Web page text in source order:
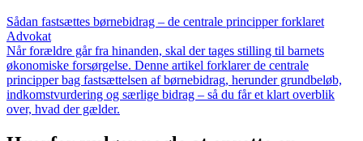
Sådan fastsættes børnebidrag – de centrale principper forklaret
Advokat
Når forældre går fra hinanden, skal der tages stilling til barnets
økonomiske forsørgelse. Denne artikel forklarer de centrale
principper bag fastsættelsen af børnebidrag, herunder grundbeløb,
indkomstvurdering og særlige bidrag – så du får et klart overblik
over, hvad der gælder.